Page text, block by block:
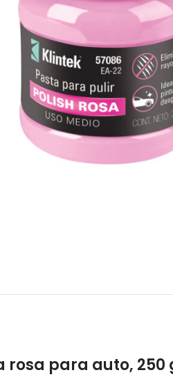
rosa para auto, 250